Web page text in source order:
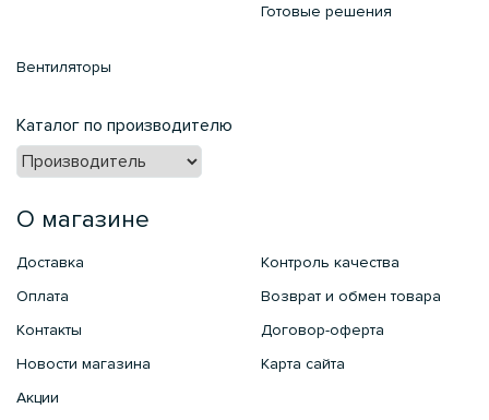
Готовые решения
Вентиляторы
Каталог по производителю
О магазине
Доставка
Оплата
Контакты
Новости магазина
Акции
Контроль качества
Возврат и обмен товара
Договор-оферта
Карта сайта